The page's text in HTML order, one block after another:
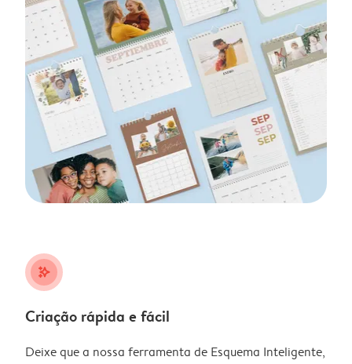
stars_plus
Criação rápida e fácil
Deixe que a nossa ferramenta de Esquema Inteligente,